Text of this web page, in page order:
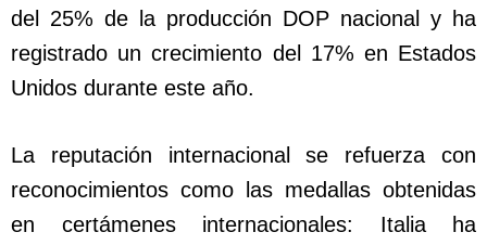
del 25% de la producción DOP nacional y ha
registrado un crecimiento del 17% en Estados
Unidos durante este año.
La reputación internacional se refuerza con
reconocimientos como las medallas obtenidas
en certámenes internacionales: Italia ha